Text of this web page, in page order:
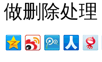
做删除处理